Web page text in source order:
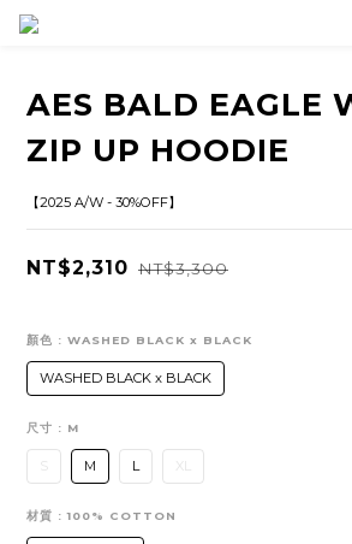
AES BALD EAGLE
ZIP UP HOODIE
【2025 A/W - 30%OFF】
NT$2,310 NT$3,300
顏色 : WASHED BLACK x BLACK
WASHED BLACK x BLACK
尺寸 : M
M L XL
材質 : 100% COTTON